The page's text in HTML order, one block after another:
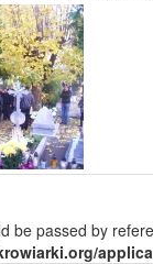
be passed by